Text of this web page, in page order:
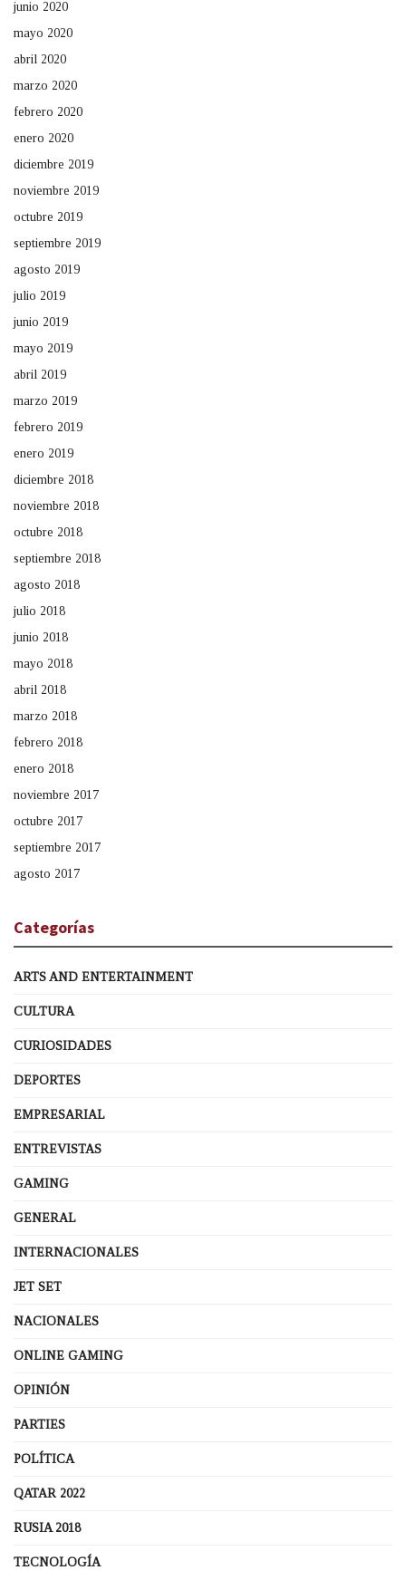
junio 2020
mayo 2020
abril 2020
marzo 2020
febrero 2020
enero 2020
diciembre 2019
noviembre 2019
octubre 2019
septiembre 2019
agosto 2019
julio 2019
junio 2019
mayo 2019
abril 2019
marzo 2019
febrero 2019
enero 2019
diciembre 2018
noviembre 2018
octubre 2018
septiembre 2018
agosto 2018
julio 2018
junio 2018
mayo 2018
abril 2018
marzo 2018
febrero 2018
enero 2018
noviembre 2017
octubre 2017
septiembre 2017
agosto 2017
Categorías
ARTS AND ENTERTAINMENT
CULTURA
CURIOSIDADES
DEPORTES
EMPRESARIAL
ENTREVISTAS
GAMING
GENERAL
INTERNACIONALES
JET SET
NACIONALES
ONLINE GAMING
OPINIÓN
PARTIES
POLÍTICA
QATAR 2022
RUSIA 2018
TECNOLOGÍA